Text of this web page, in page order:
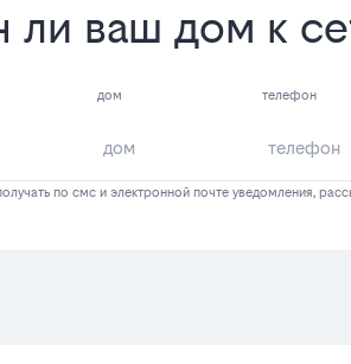
ли ваш дом к
дом телефон
по смс и электронной почте уведомления,